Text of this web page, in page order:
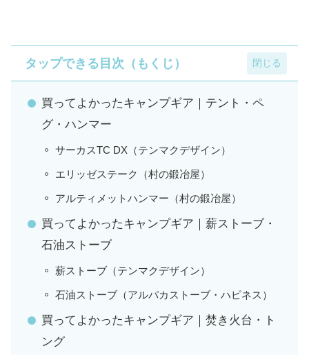
タップできる目次（もくじ）
買ってよかったキャンプギア｜テント・ペ
グ・ハンマー
サーカスTC DX（テンマクデザイン）
エリッゼステーク（村の鍛冶屋）
アルティメットハンマー（村の鍛冶屋）
買ってよかったキャンプギア｜薪ストーブ・
石油ストーブ
薪ストーブ（テンマクデザイン）
石油ストーブ（アルパカストーブ・ハピネス）
買ってよかったキャンプギア｜焚き火台・ト
ング